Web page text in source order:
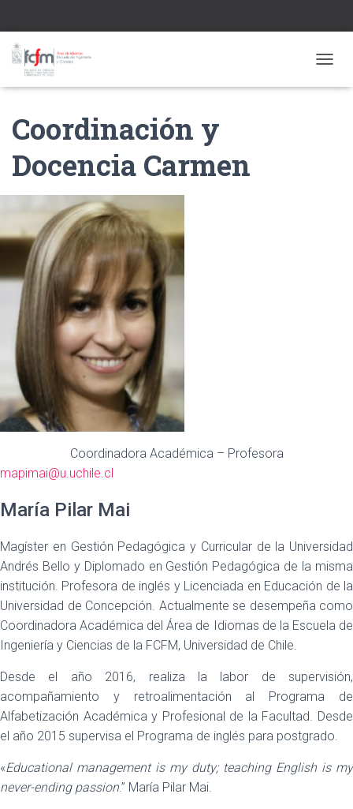
Coordinación y
Docencia Carmen
Coordinadora Académica – Profesora
mapimai@u.uchile.cl
María Pilar Mai
Magíster en Gestión Pedagógica y Curricular de la Universidad
Andrés Bello y Diplomado en Gestión Pedagógica de la misma
institución. Profesora de inglés y Licenciada en Educación de la
Universidad de Concepción. Actualmente se desempeña como
Coordinadora Académica del Área de Idiomas de la Escuela de
Ingeniería y Ciencias de la FCFM, Universidad de Chile.
Desde el año 2016, realiza la labor de supervisión,
acompañamiento y retroalimentación al Programa de
Alfabetización Académica y Profesional de la Facultad. Desde
el año 2015 supervisa el Programa de inglés para postgrado.
«Educational management is my duty; teaching English is my
never-ending passion.” María Pilar Mai.